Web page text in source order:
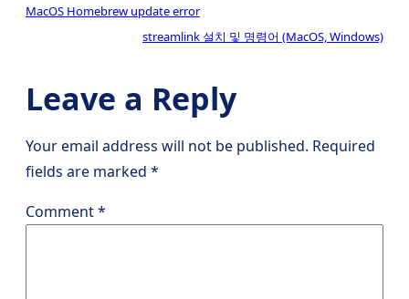
MacOS Homebrew update error
streamlink 설치 및 명령어 (MacOS, Windows)
Leave a Reply
Your email address will not be published. Required
fields are marked *
Comment*